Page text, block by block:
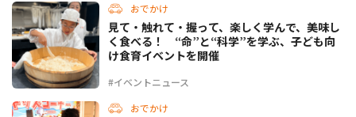
おでかけ
#イベントニュース
見て・触れて・握って、楽しく学んで、美味し
く食べる！ “命”と“科学”を学ぶ、子ども向
け食育イベントを開催
おでかけ